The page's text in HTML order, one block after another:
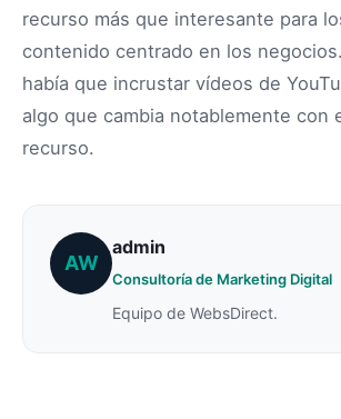
recurso más que interesante para
contenido centrado en los
había que incrustar vídeos de
algo que cambia notablemente con
recurso.
AW
admin
Consultoría de Marketing Digital
Equipo de WebsDirect.